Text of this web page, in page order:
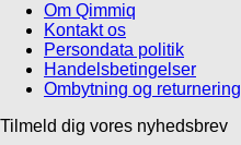
Om Qimmiq
Kontakt os
Persondata politik
Handelsbetingelser
Ombytning og returnering
Tilmeld dig vores nyhedsbrev